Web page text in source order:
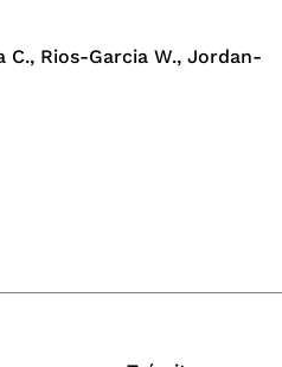
C., Rios-Garcia W., Jordan-